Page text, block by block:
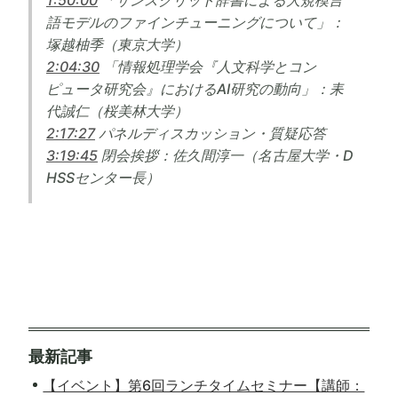
語モデルのファインチューニングについて」：
塚越柚季（東京大学）
2:04:30 「情報処理学会『人文科学とコン
ピュータ研究会』におけるAI研究の動向」：耒
代誠仁（桜美林大学）
2:17:27パネルディスカッション・質疑応答
3:19:45 閉会挨拶：佐久間淳一（名古屋大学・D
HSSセンター長）
最新記事
【イベント】第6回ランチタイムセミナー【講師：